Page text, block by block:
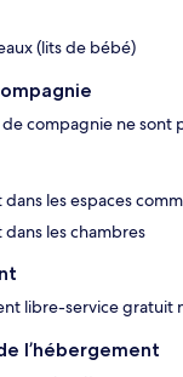
(lits de bébé)
de compagnie ne sont
les espaces
les chambres
libre-service gratuit
l’hébergement